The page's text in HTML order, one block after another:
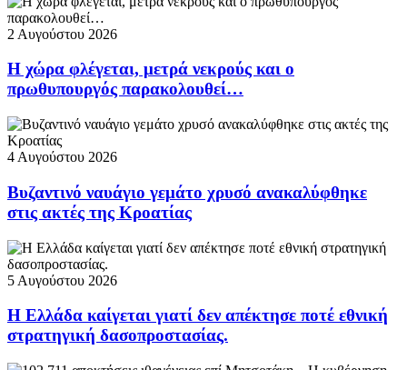
2 Αυγούστου 2026
Η χώρα φλέγεται, μετρά νεκρούς και ο
πρωθυπουργός παρακολουθεί…
4 Αυγούστου 2026
Βυζαντινό ναυάγιο γεμάτο χρυσό ανακαλύφθηκε
στις ακτές της Κροατίας
5 Αυγούστου 2026
Η Ελλάδα καίγεται γιατί δεν απέκτησε ποτέ εθνική
στρατηγική δασοπροστασίας.